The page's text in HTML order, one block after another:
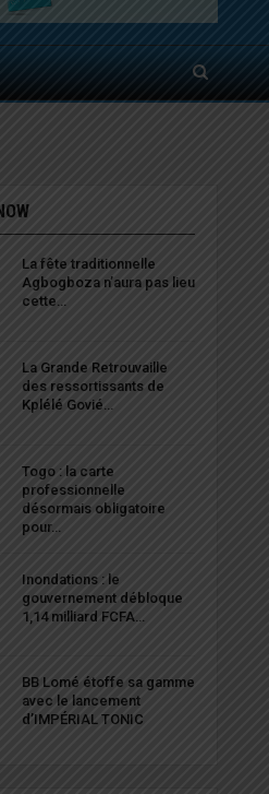
La fête traditionnelle
Agbogboza n’aura pas lieu
cette…
La Grande Retrouvaille
des ressortissants de
Kplélé Govié…
Togo : la carte
professionnelle
désormais obligatoire
pour…
Inondations : le
gouvernement débloque
1,14 milliard FCFA…
BB Lomé étoffe sa gamme
avec le lancement
d’IMPÉRIAL TONIC